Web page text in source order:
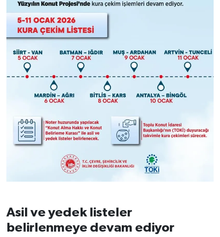
Asil ve yedek listeler
belirlenmeye devam ediyor